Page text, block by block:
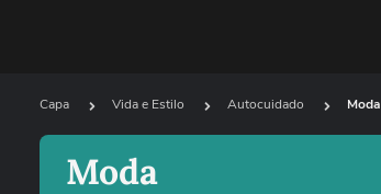
Capa Vida e Estilo Autocuidado Moda
Moda